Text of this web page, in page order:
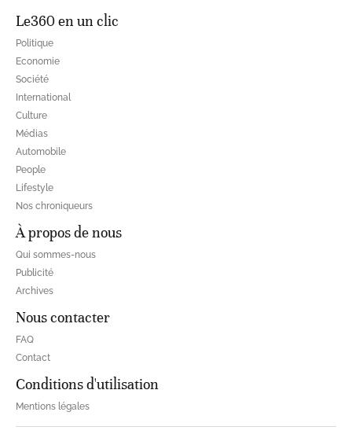
Le360 en un clic
Politique
Economie
Société
International
Culture
Médias
Automobile
People
Lifestyle
Nos chroniqueurs
À propos de nous
Qui sommes-nous
Publicité
Archives
Nous contacter
FAQ
Contact
Conditions d'utilisation
Mentions légales